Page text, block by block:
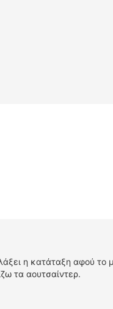
η κατάταξη αφού το
τα αουτσαίντερ.